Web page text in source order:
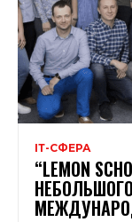
ІТ-СФЕРА
“LEMON